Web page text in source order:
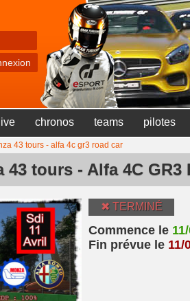
live chronos teams pilotes
43 tours - alfa 4c gr3 road car
tours - Alfa 4C GR3
✖ TERMINÉ
Commence le
Fin prévue le 11/